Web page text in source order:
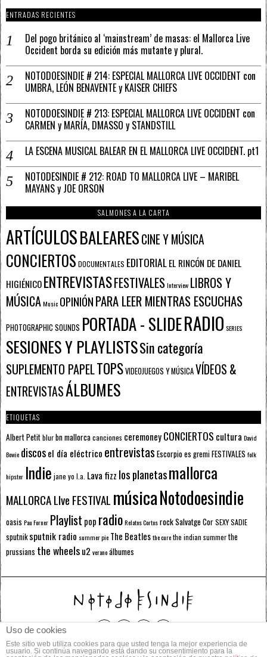
ENTRADAS RECIENTES
Del pogo británico al ‘mainstream’ de masas: el Mallorca Live
Occident borda su edición más mutante y plural.
NOTODOESINDIE # 214: ESPECIAL MALLORCA LIVE OCCIDENT con
UMBRA, LEÓN BENAVENTE y KAISER CHIEFS
NOTODOESINDIE # 213: ESPECIAL MALLORCA LIVE OCCIDENT con
CARMEN y MARÍA, DMASSO y STANDSTILL
LA ESCENA MUSICAL BALEAR EN EL MALLORCA LIVE OCCIDENT. pt1
NOTODESINDIE # 212: ROAD TO MALLORCA LIVE – MARIBEL
MAYANS y JOE ORSON
SALMONES A LA CARTA
ARTÍCULOSBALEARESCINE Y MÚSICA
CONCIERTOS DOCUMENTALES EDITORIALEL RINCÓN DE DANIEL
HIGIÉNICOENTREVISTASFESTIVALESInterview LIBROS Y
MÚSICAMusic OPINIÓNPARA LEER MIENTRAS ESCUCHAS
PHOTOGRAPHIC SOUNDS PORTADA - SLIDERADIO SERIES
SESIONES Y PLAYLISTSSin categoría
SUPLEMENTO PAPELTOPSVIDEOJUEGOS Y MÚSICAVÍDEOS &
ENTREVISTASÁLBUMES
ETIQUETAS
Albert Petitblurbn mallorcacanciones ceremoneyCONCIERTOS cultura David
Bowie discosel día eléctrico entrevistas Escorpioes gremiFESTIVALES folk
hipster Indie jane yo l.a. Lava fizz los planetasmallorca
MALLORCA LIve FESTIVAL músicaNotodoesindie
oasis Pau Forner Playlist pop radioRelatos CortosrockSalvatge CorSEXY SADIE
sputnik sputnik radio summer pie The Beatlesthe curethe indian summerthe
prussians the wheelsu2 veranoálbumes
© 2014 Todos los derechos reservados.
Uso de cookies
Este sitio web utiliza cookies para que usted tenga la mejor experiencia de
usuario. Si continúa navegando está dando su consentimiento para la